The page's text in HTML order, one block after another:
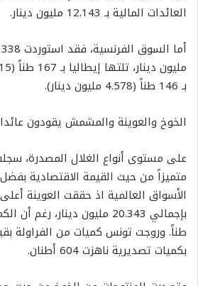
العائدات المالية بـ 12.143 مليون دينار.
بـ 146 طناً (4.578 مليون دينار).
الخوخ والعوينة والمشمش يقودون
على مستوى أنواع الغلال المصدرة،
متميزاً من حيث القيمة الاقتصادية
الأسواق العالمية اذ حققت العوينة أعلى
بكميات تصديرية ناهزت 604 أطنان.